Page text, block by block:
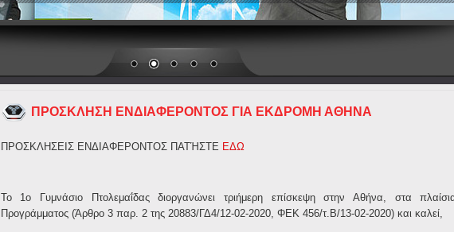
ΠΡΟΣΚΛΗΣΗ ΕΝΔΙΑΦΕΡΟΝΤΟΣ ΓΙΑ ΕΚΔΡΟΜΗ ΑΘΗΝΑ
ΠΡΟΣΚΛΗΣΕΙΣ ΕΝΔΙΑΦΕΡΟΝΤΟΣ ΠΑΤΉΣΤΕ ΕΔΩ
Το 1ο Γυμνάσιο Πτολεμαΐδας διοργανώνει τριήμερη επίσκεψη στην Αθήνα, στα
Προγράμματος (Άρθρο 3 παρ. 2 της 20883/ΓΔ4/12-02-2020, ΦΕΚ 456/τ.Β/13-02-2020) και καλεί,